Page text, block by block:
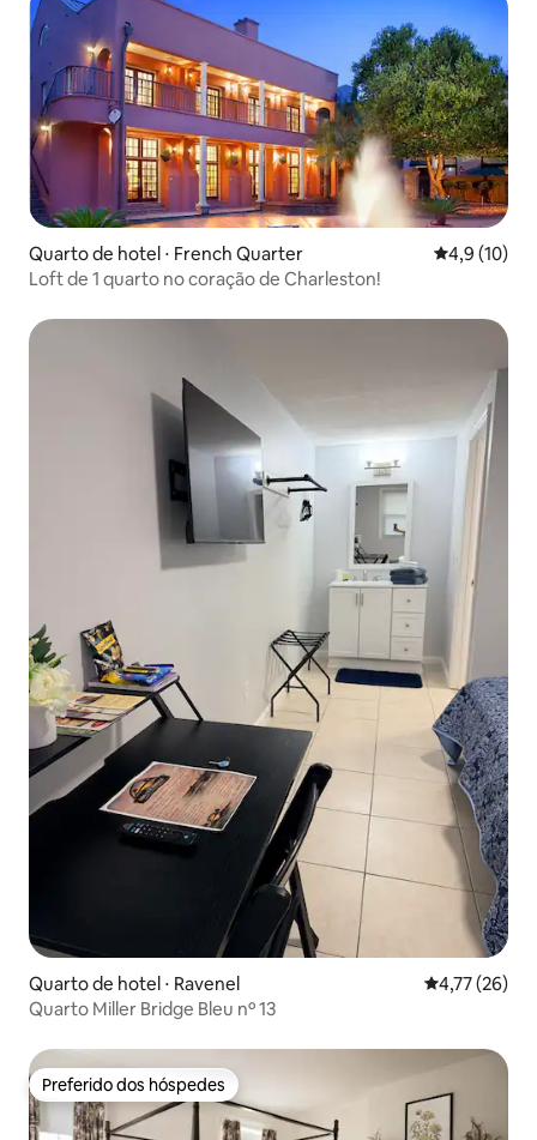
Quarto de hotel ⋅ French Quarter 4,9 de uma
4,9 (10)
Loft de 1 quarto no coração de Charleston!
Quarto de hotel ⋅ Ravenel 4,77 de uma
4,77 (26)
Quarto Miller Bridge Bleu nº 13
Preferido dos hóspedes
Preferido dos hóspedes